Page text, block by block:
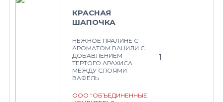
КРАСНАЯ
ШАПОЧКА
НЕЖНОЕ ПРАЛИНЕ С
АРОМАТОМ ВАНИЛИ С
ДОБАВЛЕНИЕМ
ТЕРТОГО АРАХИСА
МЕЖДУ СЛОЯМИ
ВАФЕЛЬ
ООО "ОБЪЕДИНЕННЫЕ
1